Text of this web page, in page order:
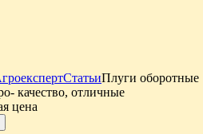
СтатьиПлуги оборотные
качество, отличные
цена